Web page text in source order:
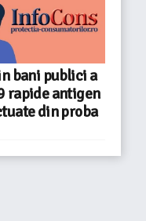
bani publici a
rapide antigen
din proba